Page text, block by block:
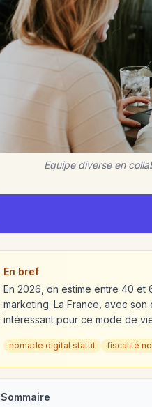
Equipe diverse en
En bref
En 2026, on estime entre 40 et
marketing. La France, avec
intéressant pour ce mode de
nomade digital statut fiscalité
Sommaire